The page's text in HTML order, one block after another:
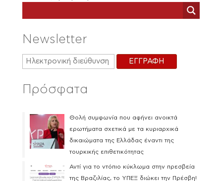
Newsletter
Πρόσφατα
Θολή συμφωνία που αφήνει ανοικτά
ερωτήματα σχετικά με τα κυριαρχικά
δικαιώματα της Ελλάδας έναντι της
τουρκικής επιθετικότητας
Αντί για το ντόπιο κύκλωμα στην πρεσβεία
της Βραζιλίας, το ΥΠΕΞ διώκει την Πρέσβη!